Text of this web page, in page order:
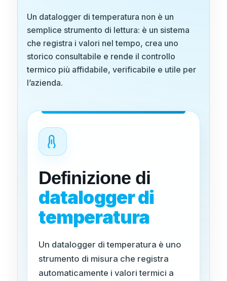
Un datalogger di temperatura non è un
semplice strumento di lettura: è un sistema
che registra i valori nel tempo, crea uno
storico consultabile e rende il controllo
termico più affidabile, verificabile e utile per
l’azienda.
Definizione di
datalogger di
temperatura
Un datalogger di temperatura è uno
strumento di misura che registra
automaticamente i valori termici a